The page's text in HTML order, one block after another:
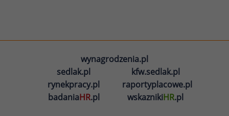
wynagrodzenia.pl
sedlak.pl
kfw.sedlak.pl
rynekpracy.pl
raportyplacowe.pl
badaniaHR.pl wskaznikiHR.pl